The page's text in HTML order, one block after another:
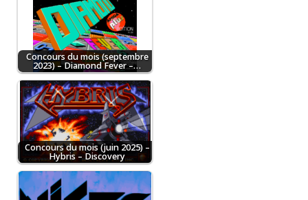
Concours du mois (septembre
2023) – Diamond Fever –…
Concours du mois (juin 2025) –
Hybris – Discovery